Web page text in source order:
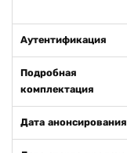
Аутентификация
Подробная
комплектация
Дата анонсирования